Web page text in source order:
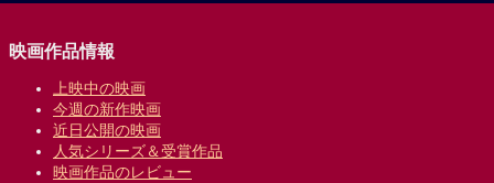
映画作品情報
上映中の映画
今週の新作映画
近日公開の映画
人気シリーズ＆受賞作品
映画作品のレビュー